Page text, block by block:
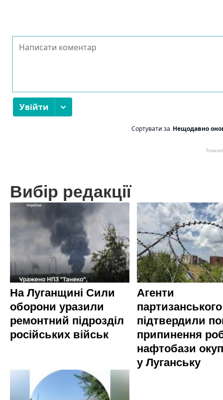
Вибір редакції
На Луганщині Сили
оборони уразили
ремонтний підрозділ
російських військ
Агенти
підтвердили
припинення
нафтобази
у Луганську